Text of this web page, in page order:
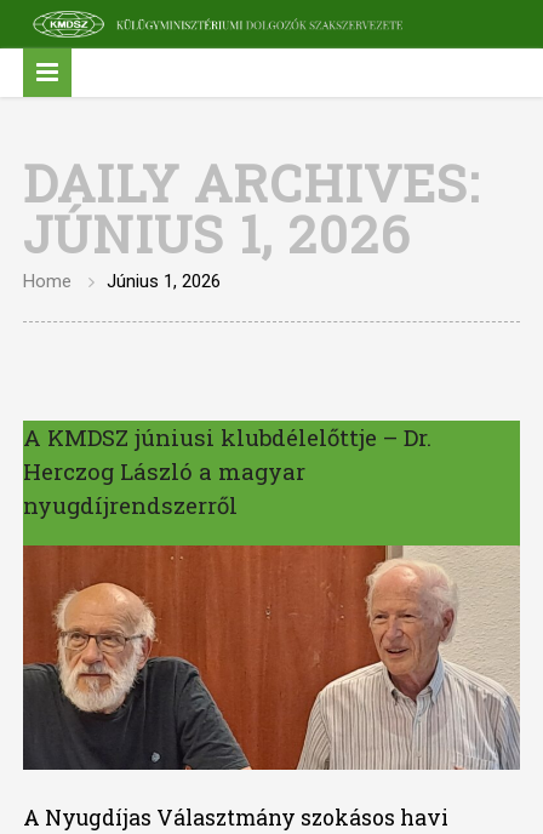
DAILY ARCHIVES:
JÚNIUS 1, 2026
Home Június 1, 2026
A KMDSZ júniusi klubdélelőttje – Dr.
Herczog László a magyar
nyugdíjrendszerről
A Nyugdíjas Választmány szokásos havi